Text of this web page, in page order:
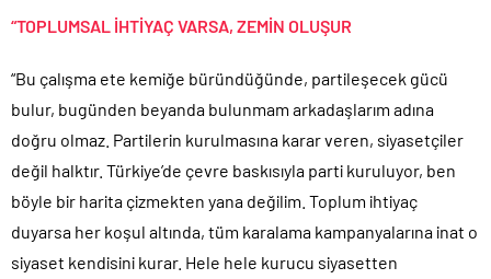
“TOPLUMSAL İHTİYAÇ VARSA, ZEMİN OLUŞUR
“Bu çalışma ete kemiğe büründüğünde, partileşecek gücü
bulur, bugünden beyanda bulunmam arkadaşlarım adına
doğru olmaz. Partilerin kurulmasına karar veren, siyasetçiler
değil halktır. Türkiye’de çevre baskısıyla parti kuruluyor, ben
böyle bir harita çizmekten yana değilim. Toplum ihtiyaç
duyarsa her koşul altında, tüm karalama kampanyalarına inat o
siyaset kendisini kurar. Hele hele kurucu siyasetten